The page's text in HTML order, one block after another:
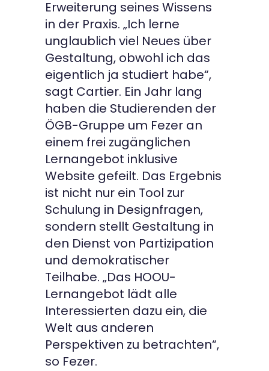
Erweiterung seines Wissens
in der Praxis. „Ich lerne
unglaublich viel Neues über
Gestaltung, obwohl ich das
eigentlich ja studiert habe“,
sagt Cartier. Ein Jahr lang
haben die Studierenden der
ÖGB-Gruppe um Fezer an
einem frei zugänglichen
Lernangebot inklusive
Website gefeilt. Das Ergebnis
ist nicht nur ein Tool zur
Schulung in Designfragen,
sondern stellt Gestaltung in
den Dienst von Partizipation
und demokratischer
Teilhabe. „Das HOOU-
Lernangebot lädt alle
Interessierten dazu ein, die
Welt aus anderen
Perspektiven zu betrachten“,
so Fezer.